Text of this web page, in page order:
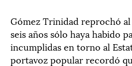
Gómez Trinidad reprochó
seis años sólo haya habido
incumplidas en torno al
portavoz popular recordó